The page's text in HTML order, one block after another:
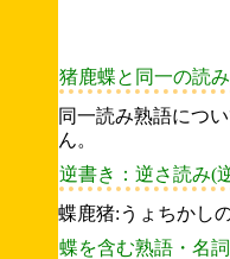
猪鹿蝶と同一の読
同一読み熟語につ
ん。
逆書き：逆さ読み(
蝶鹿猪:うょちかし
蝶を含む熟語・名